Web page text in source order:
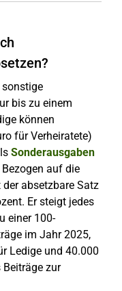
bis zu einem
können
für Verheiratete)
Sonderausgaben
auf die
absetzbare Satz
Er steigt jedes
einer 100-
im Jahr 2025,
Ledige und 40.000
zur